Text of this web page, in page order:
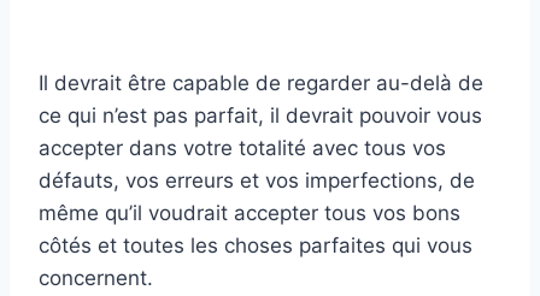
Il devrait être capable de regarder au-delà de
ce qui n’est pas parfait, il devrait pouvoir vous
accepter dans votre totalité avec tous vos
défauts, vos erreurs et vos imperfections, de
même qu’il voudrait accepter tous vos bons
côtés et toutes les choses parfaites qui vous
concernent.